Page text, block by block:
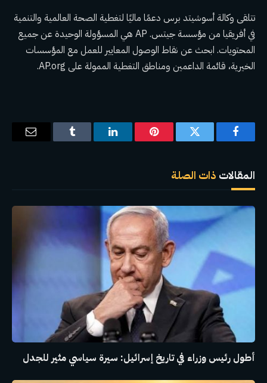
تتلقى وكالة أسوشيتد برس دعمًا ماليًا لتغطية الصحة العالمية والتنمية
في أفريقيا من مؤسسة جيتس. AP هي المسؤولة الوحيدة عن جميع
المحتويات. ابحث عن نقاط الوصول المعايير للعمل مع المؤسسات
الخيرية، قائمة الداعمين ومناطق التغطية الممولة على AP.org
.
فيسبوك تويتر بينتيريستلينكدإن Tumblr
البريد
المقالات ذات الصلة
أطول رئيس وزراء في تاريخ إسرائيل: سيرة سياسي مثير للجدل